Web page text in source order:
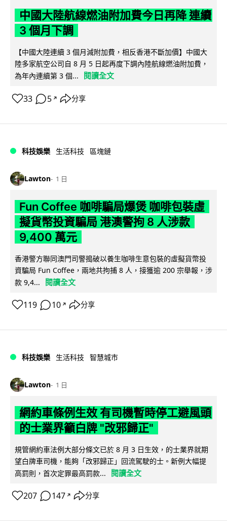
中國大陸航線燃油附加費今日再降 連續
3 個月下調
【中國大陸連續 3 個月減附加費，相反香港不斷加價】中國大
陸多家航空公司自 8 月 5 日起再度下調內陸航線燃油附加費，
為年內連續第 3 個...
閱讀全文
33 5 ↗ 分享
科技娛樂 生活科技 區塊鏈
Lawton 1 日
Fun Coffee 咖啡騙局爆煲 咖啡包裝虛
擬貨幣投資騙局 港澳警拘 8 人涉款
9,400 萬元
香港警方聯同澳門司警搗破以養生咖啡生意包裝的虛擬貨幣投
資騙局 Fun Coffee，兩地共拘捕 8 人，接獲逾 200 宗舉報，涉
款 9,4...
閱讀全文
119 10 ↗ 分享
科技娛樂 生活科技 智慧城市
Lawton 1 日
網約車條例生效 有司機暫時停工避風頭
的士業界籲白牌 "改邪歸正"
規管網約車法例大部分條文已於 8 月 3 日生效，的士業界就期
望白牌車司機，能夠「改邪歸正」回流駕駛的士。新例大幅提
高罰則，首次定罪最高罰款...
閱讀全文
207 147 ↗ 分享